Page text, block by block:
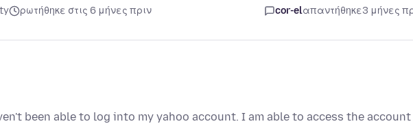
ρωτήθηκε στις 6 μήνες πριν cor-elαπαντήθηκε3 μήνες
been able to log into my yahoo account. I am able to access the account